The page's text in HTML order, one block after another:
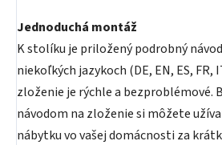
Jednoduchá montáž
K stolíku je priložený podrobný
niekoľkých jazykoch (DE, EN, ES, FR,
zloženie je rýchle a bezproblémové.
návodom na zloženie si môžete
nábytku vo vašej domácnosti za